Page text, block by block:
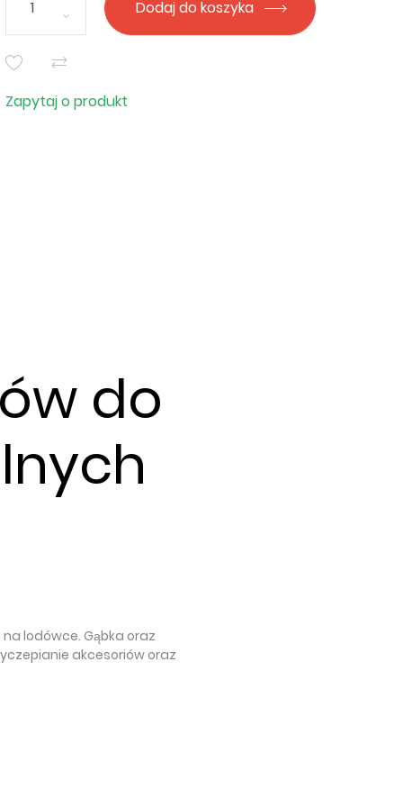
Dodaj do koszyka
Zapytaj o produkt
do
lodówce. Gąbka oraz
akcesoriów oraz